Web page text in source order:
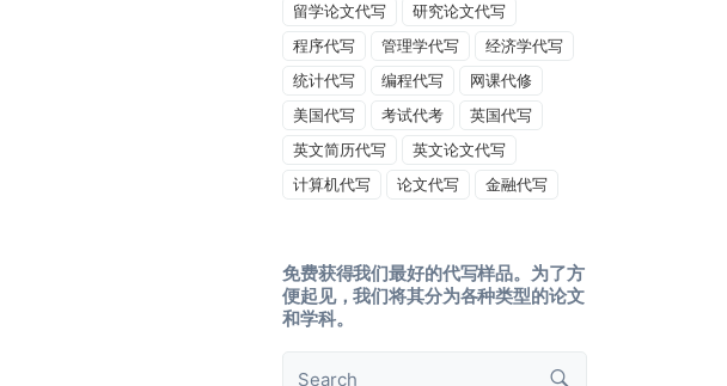
留学论文代写
研究论文代写
程序代写
管理学代写
经济学代写
统计代写
编程代写
网课代修
美国代写
考试代考
英国代写
英文简历代写
英文论文代写
计算机代写
论文代写 金融代写
免费获得我们最好的代写样品。为了方
便起见，我们将其分为各种类型的论文
和学科。